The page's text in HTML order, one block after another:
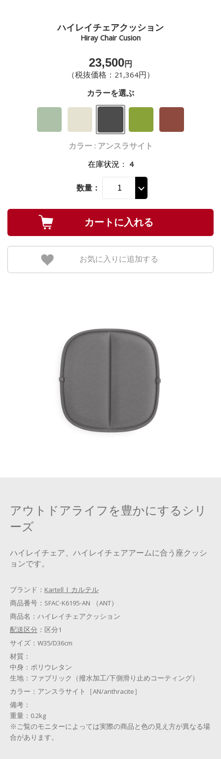
ハイレイチェアクッション
Hiray Chair Cusion
23,500円
（税抜価格：21,364円）
カラーを選ぶ
カラー : アンスラサイト
在庫状況 ： 4
数量：
お気に入りに追加する
アウトドアライフを豊かにするシリ
ーズ
ハイレイチェア、ハイレイチェアアームに合う座クッシ
ョンです。
ブランド： Kartell | カルテル
商品番号： SFAC-K6195-AN （ANT）
商品名： ハイレイチェアクッション
配送区分 ： 区分1
サイズ： W35/D36cm
材質：
中身：ポリウレタン
生地：ファブリック（撥水加工/下側滑り止めコーティング）
カラー： アンスラサイト［AN/anthracite］
備考：
重量：0.2kg
※ご覧のモニターによっては実際の商品と色の見え方が異なる場
合があります。